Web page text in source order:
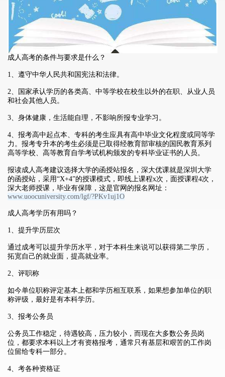
成人高考的条件与要求是什么？
1、遵守中华人民共和国宪法和法律。
2、国家承认学历的各类高、中等学校在校生以外的在职、从业人员
和社会其他人员。
3、身体健康，生活能自理，不影响所报专业学习。
4、报考高中起点本、专科的考生应具有高中毕业文化程度或同等学
力。报考专升本的考生必须是已取得经教育部审核的国民教育系列
高等学校、高等教育自学考试机构颁发的专科毕业证书的人员。
报读成人高考建议选择大学的函授站报名，深大优课就是深圳大学
的函授站，采用“X+4”的授课模式，即线上课程x次，面授课程4次，
深大老师授课，毕业有保障，这是官网的报名网址：
www.uoocuniversity.com/lgf/?PKv1uj1O
成人高考学历有用吗？
1、提升学历层次
通过成考可以提升学历水平，对于本科生来说可以获得第二学历，
拓宽自己的就业面，提高就业率。
2、评职称
如今单位职称评定基本上都和学历相互联系，如果想参加单位的职
称评级，最好是有本科学历。
3、报考公务员
公务员工作稳定，待遇较高，压力较小，而现在大多数公务员岗
位，都要求本科以上才有资格报考，通常只有基层和艰苦的工作岗
位留给专科一部分。
4、考各种资格证